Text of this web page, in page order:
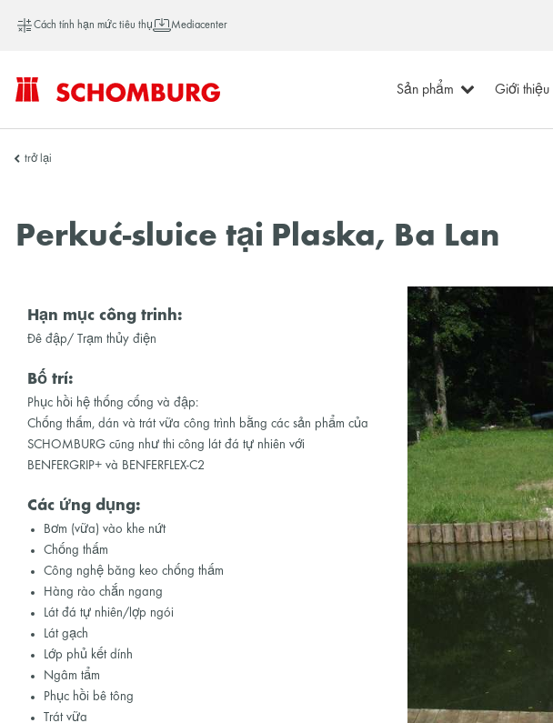
Cách tính hạn mức tiêu thụ Mediacenter
SCHOMBURG
Sản phẩm Giới thiệu
trở lại
Perkuć-sluice tại Plaska, Ba Lan
Hạn mục công trinh:
Đê đập/ Trạm thủy điện
Bố trí:
Phục hồi hệ thống cống và đập:
Chống thấm, dán và trát vữa công trình bằng các sản phẩm của
SCHOMBURG cũng như thi công lát đá tự nhiên với
BENFERGRIP+ và BENFERFLEX-C2
Các ứng dụng:
Bơm (vữa) vào khe nứt
Chống thấm
Công nghệ băng keo chống thấm
Hàng rào chắn ngang
Lát đá tự nhiên/lợp ngói
Lát gạch
Lớp phủ kết dính
Ngâm tẩm
Phục hồi bê tông
Trát vữa